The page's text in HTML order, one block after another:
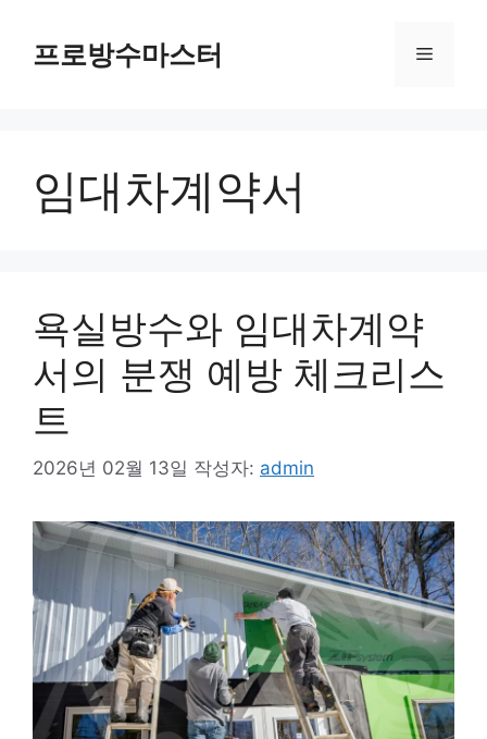
프로방수마스터 메
임대차계약서
욕실방수와 임대차계약
서의 분쟁 예방 체크리스
트
2026년 02월 13일 작성자: admin